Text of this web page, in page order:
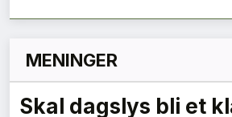
MENINGER
Skal dagslys bli et